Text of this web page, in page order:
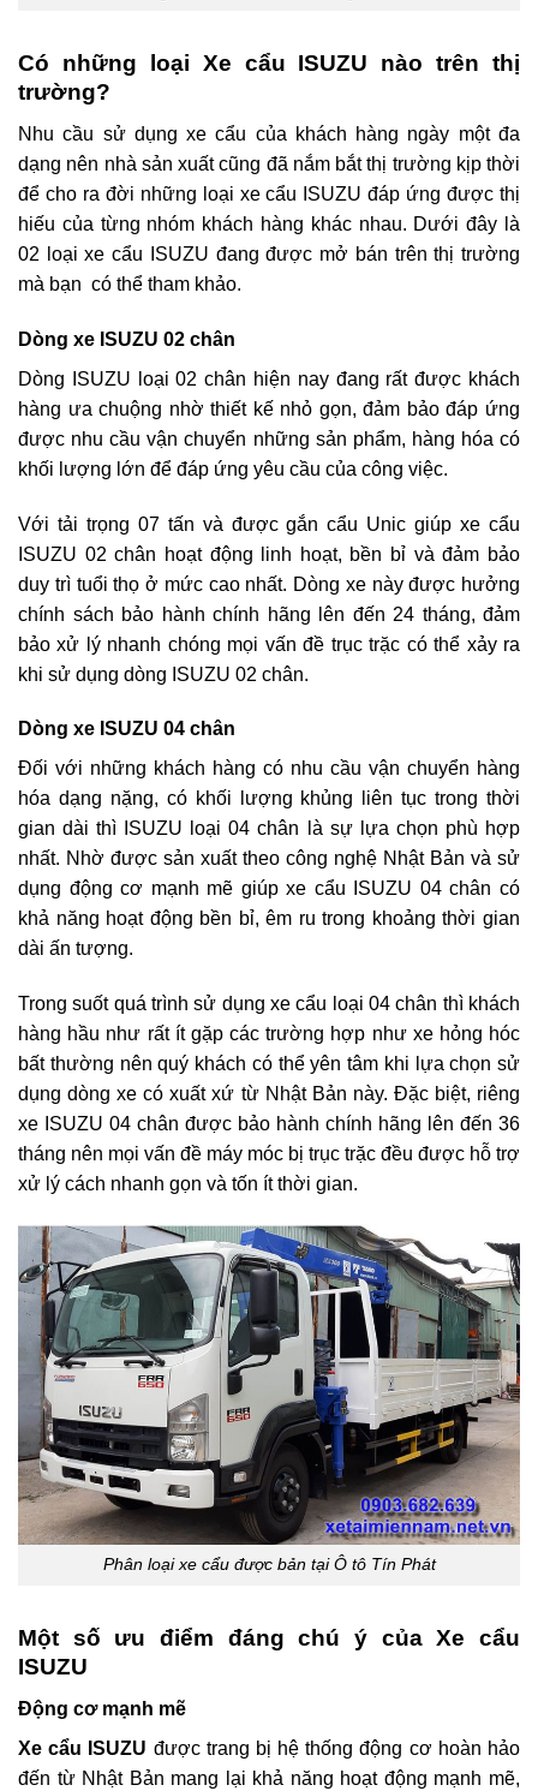
Có những loại Xe cẩu ISUZU nào trên thị
trường?
Nhu cầu sử dụng xe cẩu của khách hàng ngày một đa
dạng nên nhà sản xuất cũng đã nắm bắt thị trường kịp thời
để cho ra đời những loại xe cẩu ISUZU đáp ứng được thị
hiếu của từng nhóm khách hàng khác nhau. Dưới đây là
02 loại xe cẩu ISUZU đang được mở bán trên thị trường
mà bạn có thể tham khảo.
Dòng xe ISUZU 02 chân
Dòng ISUZU loại 02 chân hiện nay đang rất được khách
hàng ưa chuộng nhờ thiết kế nhỏ gọn, đảm bảo đáp ứng
được nhu cầu vận chuyển những sản phẩm, hàng hóa có
khối lượng lớn để đáp ứng yêu cầu của công việc.
Với tải trọng 07 tấn và được gắn cẩu Unic giúp xe cẩu
ISUZU 02 chân hoạt động linh hoạt, bền bỉ và đảm bảo
duy trì tuổi thọ ở mức cao nhất. Dòng xe này được hưởng
chính sách bảo hành chính hãng lên đến 24 tháng, đảm
bảo xử lý nhanh chóng mọi vấn đề trục trặc có thể xảy ra
khi sử dụng dòng ISUZU 02 chân.
Dòng xe ISUZU 04 chân
Đối với những khách hàng có nhu cầu vận chuyển hàng
hóa dạng nặng, có khối lượng khủng liên tục trong thời
gian dài thì ISUZU loại 04 chân là sự lựa chọn phù hợp
nhất. Nhờ được sản xuất theo công nghệ Nhật Bản và sử
dụng động cơ mạnh mẽ giúp xe cẩu ISUZU 04 chân có
khả năng hoạt động bền bỉ, êm ru trong khoảng thời gian
dài ấn tượng.
Trong suốt quá trình sử dụng xe cẩu loại 04 chân thì khách
hàng hầu như rất ít gặp các trường hợp như xe hỏng hóc
bất thường nên quý khách có thể yên tâm khi lựa chọn sử
dụng dòng xe có xuất xứ từ Nhật Bản này. Đặc biệt, riêng
xe ISUZU 04 chân được bảo hành chính hãng lên đến 36
tháng nên mọi vấn đề máy móc bị trục trặc đều được hỗ trợ
xử lý cách nhanh gọn và tốn ít thời gian.
Phân loại xe cẩu được bản tại Ô tô Tín Phát
Một số ưu điểm đáng chú ý của Xe cẩu
ISUZU
Động cơ mạnh mẽ
Xe cẩu ISUZU được trang bị hệ thống động cơ hoàn hảo
đến từ Nhật Bản mang lại khả năng hoạt động mạnh mẽ,